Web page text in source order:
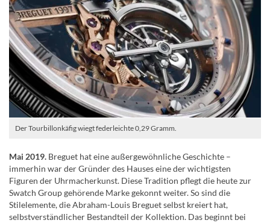
Der Tourbillonkäfig wiegt federleichte 0,29 Gramm.
Mai 2019. Breguet hat eine außergewöhnliche Geschichte –
immerhin war der Gründer des Hauses eine der wichtigsten
Figuren der Uhrmacherkunst. Diese Tradition pflegt die heute zur
Swatch Group gehörende Marke gekonnt weiter. So sind die
Stilelemente, die Abraham-Louis Breguet selbst kreiert hat,
selbstverständlicher Bestandteil der Kollektion. Das beginnt bei